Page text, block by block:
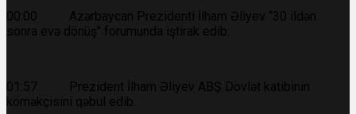
00:00 Azərbaycan Prezidenti İlham Əliyev “30 ildən
sonra evə dönüş" forumunda iştirak edib.
01:57 Prezident İlham Əliyev ABŞ Dövlət katibinin
köməkçisini qəbul edib.